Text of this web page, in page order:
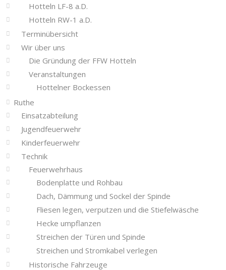
Hotteln LF-8 a.D.
Hotteln RW-1 a.D.
Terminübersicht
Wir über uns
Die Gründung der FFW Hotteln
Veranstaltungen
Hottelner Bockessen
Ruthe
Einsatzabteilung
Jugendfeuerwehr
Kinderfeuerwehr
Technik
Feuerwehrhaus
Bodenplatte und Rohbau
Dach, Dämmung und Sockel der Spinde
Fliesen legen, verputzen und die Stiefelwäsche
Hecke umpflanzen
Streichen der Türen und Spinde
Streichen und Stromkabel verlegen
Historische Fahrzeuge